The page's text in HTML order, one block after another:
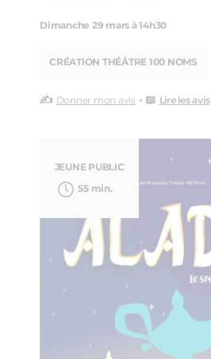
Dimanche 29 mars à 14h30
CRÉATION THÉÂTRE 100 NOMS
✍️ Donner mon avis• 📖 Lire les avis
JEUNE PUBLIC
55 min.